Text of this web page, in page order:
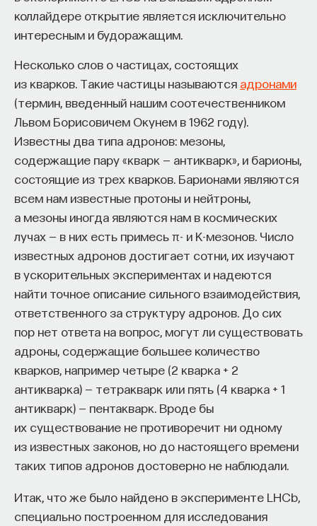
коллайдере открытие является исключительно
интересным и будоражащим.
Несколько слов о частицах, состоящих
из кварков. Такие частицы называются адронами
(термин, введенный нашим соотечественником
Львом Борисовичем Окунем в 1962 году).
Известны два типа адронов: мезоны,
содержащие пару «кварк — антикварк», и барионы,
состоящие из трех кварков. Барионами являются
всем нам известные протоны и нейтроны,
а мезоны иногда являются нам в космических
лучах — в них есть примесь π- и К-мезонов. Число
известных адронов достигает сотни, их изучают
в ускорительных экспериментах и надеются
найти точное описание сильного взаимодействия,
ответственного за структуру адронов. До сих
пор нет ответа на вопрос, могут ли существовать
адроны, содержащие большее количество
кварков, например четыре (2 кварка + 2
антикварка) — тетракварк или пять (4 кварка + 1
антикварк) — пентакварк. Вроде бы
их существование не противоречит ни одному
из известных законов, но до настоящего времени
таких типов адронов достоверно не наблюдали.
Итак, что же было найдено в эксперименте LHCb,
специально построенном для исследования
проекта имеют STEM-образование, при этом32%
заинтересованы в работе в инновационных
Специалисты сталкиваются с тремя ключевыми
барьерами:
Недостаток информации о глобальных
индустриях и карьерных возможностях
мешает поиску подходящих ваканси; ​
Непрозрачные механизмы в инновационных
компаниях усложняют процесс
трудоустройства​;
Стереотипы не позволяют эффективно
конкурировать на международном рынке​.
Что такое Naukka Talents
Naukka Talents— это не просто рекрутинговый
сервис, а комплексная платформа поддержки
специалистов на пути к карьере в глобальных
инновационных индустриях. Сервис помогает
преодолеть существующие барьеры через
обучение, карьерное сопровождение и прямые
связи с компаниями, заинтересованными
ввысококвалифицированныхкадрах.​
Сервис создан для всех, кто хочет найти свой
путь в инновационных индустриях:
в космосе. К нейтронным звездам это относится
в особенной степени, и вот почему: в нейтронной
с вполне привычным и даже обыденным
пространственным масштабом. На Земле немало
объектов сопоставимого размера, которые
можно увидеть сразу. И если я, например, вижу
пятикилометровый Эльбрус, мне не составит
особого труда вообразить рядом с ним шарик
в два раза большего диаметра. Да, в конце
концов, 10 километров человек среднего
здоровья играючи пройдет пешком.
этого шарика в полтора раза превышает массу
Солнца. Что?! И он вращается со скоростью
магнитное поле на 16 порядков сильнее
магнитного поля Земли. Что?!!! А внутри у него
нуклоны развалились на отдельные кварки. Ой,
нет, хватит. Да нет, не хватит. Пожалуй,
сложной физики (в смысле количества физики
физика? Пожалуйста. Электродинамика
и магнитные поля? Пожалуйста. Общая теория